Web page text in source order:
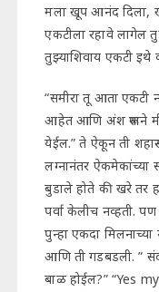
मला खूप आनंद दिला,
एकटीला रहावे लागेल
तुझ्याशिवाय एकटी इथे
“समीरा तू आता एकटी
आहेत आणि अंश रूपाने
येईल.” ते ऐकून ती
लग्नानंतर ऐकमेकांच्या
बुडाले होते की खरे तर
पर्वा केलीच नव्हती.
पुन्हा एकदा
आणि ती गडबडली. ”
बाळ होईल?” “Yes